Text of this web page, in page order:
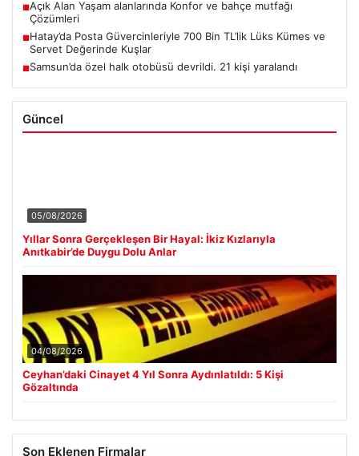
■Açık Alan Yaşam alanlarında Konfor ve bahçe mutfağı
Çözümleri
■Hatay’da Posta Güvercinleriyle 700 Bin TL’lik Lüks Kümes ve
Servet Değerinde Kuşlar
■Samsun’da özel halk otobüsü devrildi. 21 kişi yaralandı
Güncel
05/08/2026
Yıllar Sonra Gerçekleşen Bir Hayal: İkiz Kızlarıyla
Anıtkabir’de Duygu Dolu Anlar
04/08/2026
Ceyhan’daki Cinayet 4 Yıl Sonra Aydınlatıldı: 5 Kişi
Gözaltında
Son Eklenen Firmalar